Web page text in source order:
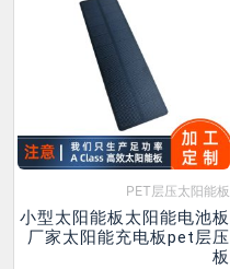
PET层压太阳能板
小型太阳能板太阳能电池板
厂家太阳能充电板pet层压
板